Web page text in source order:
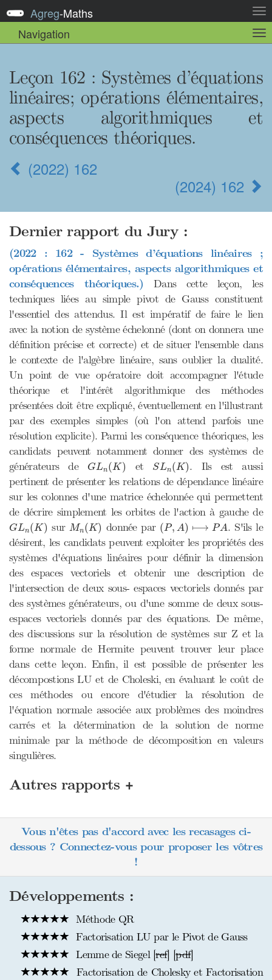
la
Agreg-Maths
Navigation
la
Leçon 162 : Systèmes d’équations
linéaires; opérations élémentaires,
aspects algorithmiques et
conséquences théoriques.
(2022) 162
(2024) 162
Dernier rapport du Jury :
(2022 : 162 - Systèmes d’équations linéaires ;
opérations élémentaires, aspects algorithmiques et
conséquences théoriques.) Dans cette leçon, les
techniques liées au simple pivot de Gauss constituent
l'essentiel des attendus. Il est impératif de faire le lien
avec la notion de système échelonné (dont on donnera une
définition précise et correcte) et de situer l'ensemble dans
le contexte de l'algèbre linéaire, sans oublier la dualité.
Un point de vue opératoire doit accompagner l'étude
théorique et l'intérêt algorithmique des méthodes
présentées doit être expliqué, éventuellement en l'illustrant
par des exemples simples (où l'on attend parfois une
résolution explicite). Parmi les conséquence théoriques, les
candidats peuvent notamment donner des systèmes de
générateurs de
GLn(K)
GL ( K) et SLn(K)
SL ( K). Ils est aussi
pertinent de présenter les relations de dépendance linéaire
sur les colonnes d'une matrice échelonnée qui permettent
de décrire simplement les orbites de l'action à gauche de
GLn(K)
GL ( K) sur Mn(K)
Mn ( K) donnée par (P, A) ⟼ PA
( P, A)⟼ P A
. S'ils le
désirent, les candidats peuvent exploiter les propriétés des
systèmes d'équations linéaires pour définir la dimension
des espaces vectoriels et obtenir une description de
l'intersection de deux sous- espaces vectoriels donnés par
des systèmes générateurs, ou d'une somme de deux sous-
espaces vectoriels donnés par des équations. De même,
des discussions sur la résolution de systèmes sur Z et la
forme normale de Hermite peuvent trouver leur place
dans cette leçon. Enfin, il est possible de présenter les
décompostions LU et de Choleski, en évaluant le coût de
ces méthodes ou encore d'étudier la résolution de
l'équation normale associée aux problèmes des moindres
carrés et la détermination de la solution de norme
minimale par la méthode de décomposition en valeurs
singulières.
Autres rapports +
Vous n'êtes pas d'accord avec les recasages ci-
dessous ? Connectez-vous pour proposer les vôtres
!
Développements :
Méthode QR
Factorisation LU par le Pivot de Gauss
Lemme de Siegel [ref] [pdf]
Factorisation de Cholesky et Factorisation